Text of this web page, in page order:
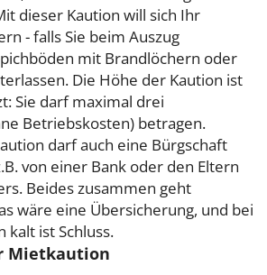
dieser Kaution will sich Ihr
- falls Sie beim Auszug
mit Brandlöchern oder
Die Höhe der Kaution ist
Sie darf maximal drei
Betriebskosten) betragen.
darf auch eine Bürgschaft
von einer Bank oder den Eltern
Beides zusammen geht
wäre eine Übersicherung, und bei
ist Schluss.
Mietkaution